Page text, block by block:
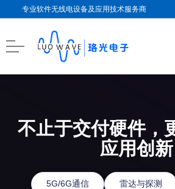
专业软件无线电设备及应用技术服务商
不止于交付硬件，
应用创新
5G/6G通信 雷达与探测